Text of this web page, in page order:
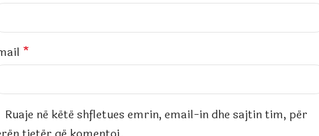
*
Ruaje në këtë shfletues emrin, email-in dhe sajtin tim, për